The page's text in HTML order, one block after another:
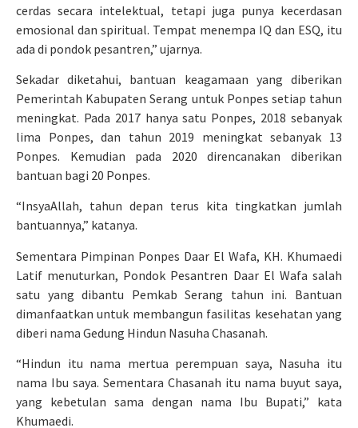
cerdas secara intelektual, tetapi juga punya kecerdasan
emosional dan spiritual. Tempat menempa IQ dan ESQ, itu
ada di pondok pesantren,” ujarnya.
Sekadar diketahui, bantuan keagamaan yang diberikan
Pemerintah Kabupaten Serang untuk Ponpes setiap tahun
meningkat. Pada 2017 hanya satu Ponpes, 2018 sebanyak
lima Ponpes, dan tahun 2019 meningkat sebanyak 13
Ponpes. Kemudian pada 2020 direncanakan diberikan
bantuan bagi 20 Ponpes.
“InsyaAllah, tahun depan terus kita tingkatkan jumlah
bantuannya,” katanya.
Sementara Pimpinan Ponpes Daar El Wafa, KH. Khumaedi
Latif menuturkan, Pondok Pesantren Daar El Wafa salah
satu yang dibantu Pemkab Serang tahun ini. Bantuan
dimanfaatkan untuk membangun fasilitas kesehatan yang
diberi nama Gedung Hindun Nasuha Chasanah.
“Hindun itu nama mertua perempuan saya, Nasuha itu
nama Ibu saya. Sementara Chasanah itu nama buyut saya,
yang kebetulan sama dengan nama Ibu Bupati,” kata
Khumaedi.